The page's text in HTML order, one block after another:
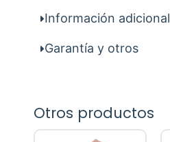
Información adicional
Garantía y otros
Otros productos